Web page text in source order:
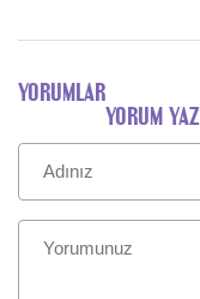
YORUMLAR
YORUM YAZ